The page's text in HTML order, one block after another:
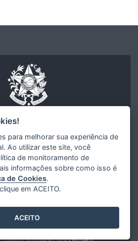
do Estado do Espírito Santo
e Recursos Humanos
Estado do Espírito Santo
de Setembro, 414 - Centro
29015-905 - Vitória / ES
Tel.: (27) 3636-6111
para melhorar sua experiência de
Ao utilizar este site, você
de monitoramento de
informações sobre como isso é
de Cookies.
em ACEITO.
ACEITO